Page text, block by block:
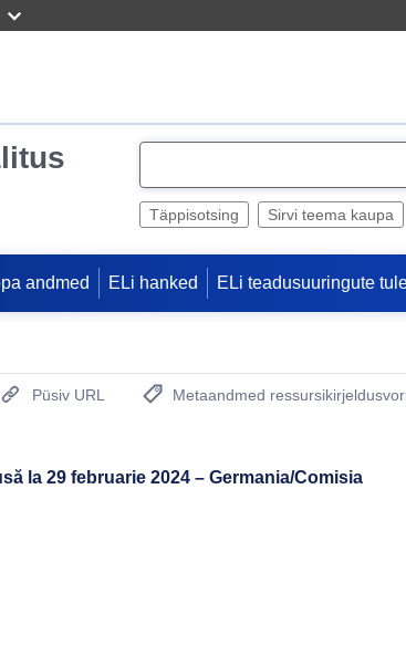
e
Täppisotsing Sirvi teema kaupa
andmed ELi hanked ELi teadusuuringute
Püsiv URL
Metaandmed
la 29 februarie 2024 – Germania/Comisia